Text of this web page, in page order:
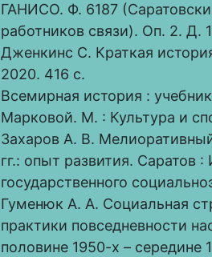
ГАНИСО. Ф. 6187
работников связи). Оп. 2. Д.
Дженкинс С. Краткая
2020. 416 с.
Всемирная история :
Марковой. М. : Культура и
Захаров А. В.
гг.: опыт развития. Саратов
государственного
Гуменюк А. А. Социальная
практики повседневности
половине 1950-х – середине